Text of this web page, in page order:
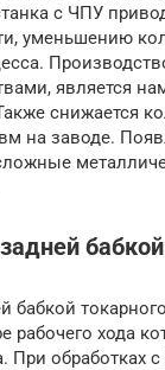
с ЧПУ
уменьшению
является
снижается
на заводе.
бабкой
рабочего хода
При обработках